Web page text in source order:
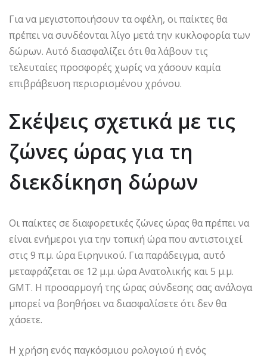
Για να μεγιστοποιήσουν τα οφέλη, οι παίκτες θα
πρέπει να συνδέονται λίγο μετά την κυκλοφορία των
δώρων. Αυτό διασφαλίζει ότι θα λάβουν τις
τελευταίες προσφορές χωρίς να χάσουν καμία
επιβράβευση περιορισμένου χρόνου.
Σκέψεις σχετικά με τις
ζώνες ώρας για τη
διεκδίκηση δώρων
Οι παίκτες σε διαφορετικές ζώνες ώρας θα πρέπει να
είναι ενήμεροι για την τοπική ώρα που αντιστοιχεί
στις 9 π.μ. ώρα Ειρηνικού. Για παράδειγμα, αυτό
μεταφράζεται σε 12 μ.μ. ώρα Ανατολικής και 5 μ.μ.
GMT. Η προσαρμογή της ώρας σύνδεσης σας ανάλογα
μπορεί να βοηθήσει να διασφαλίσετε ότι δεν θα
χάσετε.
Η χρήση ενός παγκόσμιου ρολογιού ή ενός